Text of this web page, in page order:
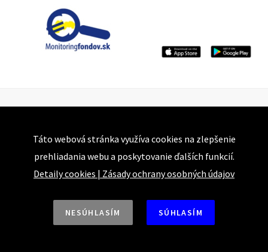
Táto webová stránka využíva cookies na zlepšenie
prehliadania webu a poskytovanie ďalších funkcií.
Detaily cookies | Zásady ochrany osobných údajov
NESÚHLASÍM SÚHLASÍM